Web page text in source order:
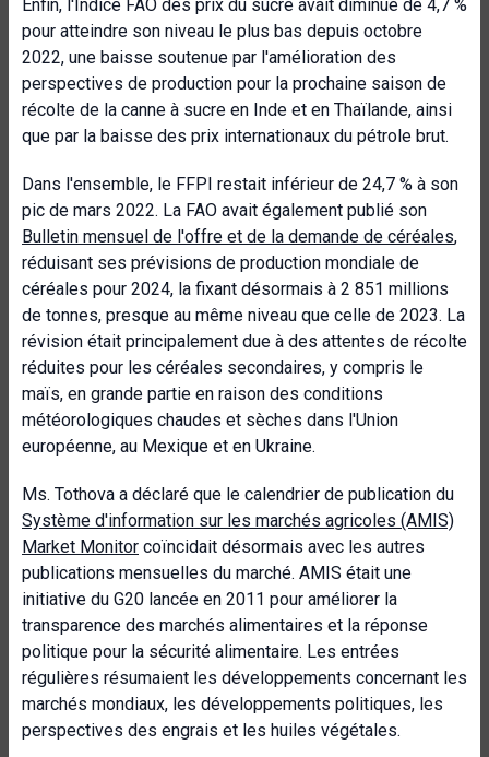
Enfin, l'Indice FAO des prix du sucre avait diminué de 4,7 %
pour atteindre son niveau le plus bas depuis octobre
2022, une baisse soutenue par l'amélioration des
perspectives de production pour la prochaine saison de
récolte de la canne à sucre en Inde et en Thaïlande, ainsi
que par la baisse des prix internationaux du pétrole brut.
Dans l'ensemble, le FFPI restait inférieur de 24,7 % à son
pic de mars 2022. La FAO avait également publié son
Bulletin mensuel de l'offre et de la demande de céréales,
réduisant ses prévisions de production mondiale de
céréales pour 2024, la fixant désormais à 2 851 millions
de tonnes, presque au même niveau que celle de 2023. La
révision était principalement due à des attentes de récolte
réduites pour les céréales secondaires, y compris le
maïs, en grande partie en raison des conditions
météorologiques chaudes et sèches dans l'Union
européenne, au Mexique et en Ukraine.
Ms. Tothova a déclaré que le calendrier de publication du
Système d'information sur les marchés agricoles (AMIS)
Market Monitor coïncidait désormais avec les autres
publications mensuelles du marché. AMIS était une
initiative du G20 lancée en 2011 pour améliorer la
transparence des marchés alimentaires et la réponse
politique pour la sécurité alimentaire. Les entrées
régulières résumaient les développements concernant les
marchés mondiaux, les développements politiques, les
perspectives des engrais et les huiles végétales.